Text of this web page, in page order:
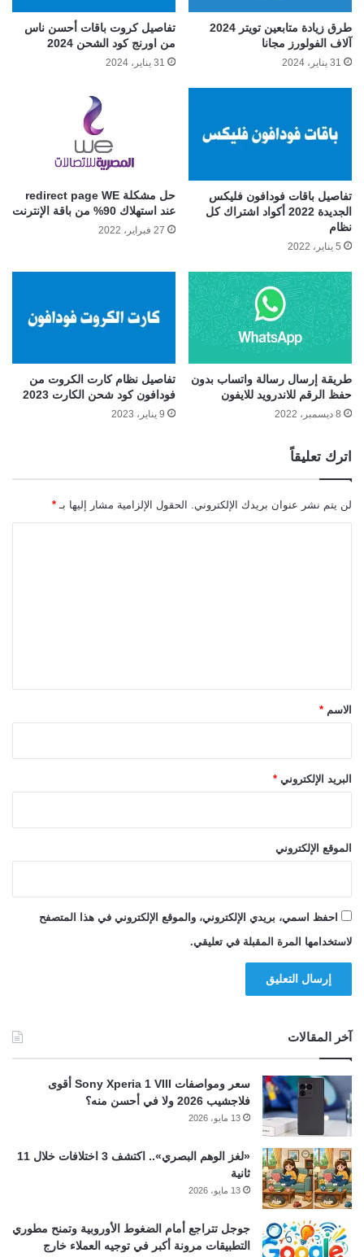
طرق زيادة متابعين تويتر 2024
آلاف الفولورز مجانا
31 يناير، 2024
تفاصيل كروت باقات أحسن ناس
من اورنج كود الشحن 2024
31 يناير، 2024
تفاصيل باقات فودافون فليكس
الجديدة 2022 أكواد اشتراك كل
نظام
5 يناير، 2022
حل مشكلة redirect page WE
عند استهلاك 90% من باقة الإنترنت
27 فبراير، 2022
طريقة إرسال رسالة واتساب بدون
حفظ الرقم للاندرويد للايفون
8 ديسمبر، 2022
تفاصيل نظام كارت الكروت من
فودافون كود شحن الكارت 2023
9 يناير، 2023
اترك تعليقاً
لن يتم نشر عنوان بريدك الإلكتروني. الحقول الإلزامية مشار إليها بـ *
*الاسم *
البريد الإلكتروني *
الموقع الإلكتروني
احفظ اسمي، بريدي الإلكتروني، والموقع الإلكتروني في هذا المتصفح
لاستخدامها المرة المقبلة في تعليقي.
آخر المقالات
سعر ومواصفات Sony Xperia 1 VIII أقوى
فلاجشيب 2026 ولا في أحسن منه؟
13 مايو، 2026
«لغز الوهم البصري».. اكتشف 3 اختلافات خلال 11
ثانية
13 مايو، 2026
جوجل تتراجع أمام الضغوط الأوروبية وتمنح مطوري
التطبيقات مرونة أكبر في توجيه العملاء خارج